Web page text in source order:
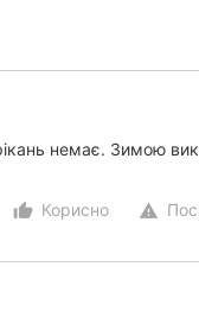
немає. Зимою
thumb_up_alt
Корисно warning